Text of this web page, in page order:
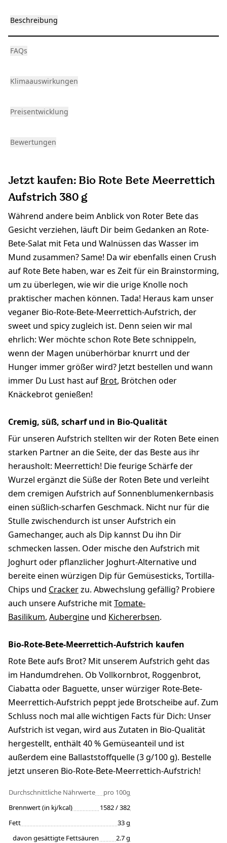
Beschreibung
FAQs
Klimaauswirkungen
Preisentwicklung
Bewertungen
Jetzt kaufen: Bio Rote Bete Meerrettich
Aufstrich 380 g
Während andere beim Anblick von Roter Bete das
Gesicht verziehen, läuft Dir beim Gedanken an Rote-
Bete-Salat mit Feta und Walnüssen das Wasser im
Mund zusammen? Same! Da wir ebenfalls einen Crush
auf Rote Bete haben, war es Zeit für ein Brainstorming,
um zu überlegen, wie wir die urige Knolle noch
praktischer machen können. Tada! Heraus kam unser
veganer Bio-Rote-Bete-Meerrettich-Aufstrich, der
sweet und spicy zugleich ist. Denn seien wir mal
ehrlich: Wer möchte schon Rote Bete schnippeln,
wenn der Magen unüberhörbar knurrt und der
Hunger immer größer wird? Jetzt bestellen und wann
immer Du Lust hast auf Brot, Brötchen oder
Knäckebrot genießen!
Cremig, süß, scharf und in Bio-Qualität
Für unseren Aufstrich stellten wir der Roten Bete einen
starken Partner an die Seite, der das Beste aus ihr
herausholt: Meerrettich! Die feurige Schärfe der
Wurzel ergänzt die Süße der Roten Bete und verleiht
dem cremigen Aufstrich auf Sonnenblumenkernbasis
einen süßlich-scharfen Geschmack. Nicht nur für die
Stulle zwischendurch ist unser Aufstrich ein
Gamechanger, auch als Dip kannst Du ihn Dir
schmecken lassen. Oder mische den Aufstrich mit
Joghurt oder pflanzlicher Joghurt-Alternative und
bereite einen würzigen Dip für Gemüsesticks, Tortilla-
Chips und Crackerzu. Abwechslung gefällig? Probiere
auch unsere Aufstriche mitTomate-
Basilikum, Aubergine und Kichererbsen.
Bio-Rote-Bete-Meerrettich-Aufstrich kaufen
Rote Bete aufs Brot? Mit unserem Aufstrich geht das
im Handumdrehen. Ob Vollkornbrot, Roggenbrot,
Ciabatta oder Baguette, unser würziger Rote-Bete-
Meerrettich-Aufstrich peppt jede Brotscheibe auf. Zum
Schluss noch mal alle wichtigen Facts für Dich: Unser
Aufstrich ist vegan, wird aus Zutaten in Bio-Qualität
hergestellt, enthält 40 % Gemüseanteil und ist
außerdem eine Ballaststoffquelle (3 g/100 g). Bestelle
jetzt unseren Bio-Rote-Bete-Meerrettich-Aufstrich!
Durchschnittliche Nährwerte
pro 100g
Brennwert (in kj/kcal)
1582 / 382
Fett
33 g
davon gesättigte Fettsäuren
2.7 g